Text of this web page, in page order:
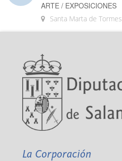
ARTE / EXPOSICIONES
Santa Marta de Tormes
La Corporación